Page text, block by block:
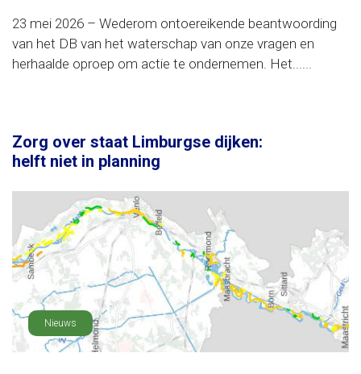
23 mei 2026 – Wederom ontoereikende beantwoording
van het DB van het waterschap van onze vragen en
herhaalde oproep om actie te ondernemen. Het......
Zorg over staat Limburgse dijken:
helft niet in planning
Nieuws